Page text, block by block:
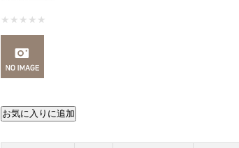
★ ★ ★ ★ ★